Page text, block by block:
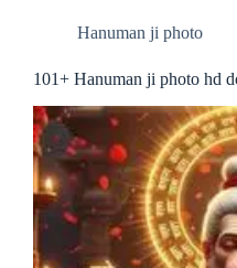
Hanuman ji photo
101+ Hanuman ji photo hd